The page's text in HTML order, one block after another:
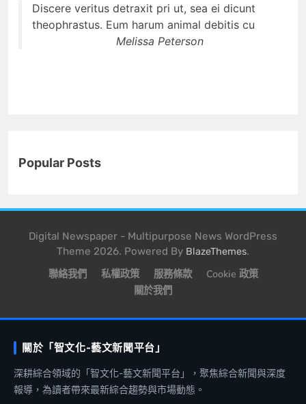
Discere veritus detraxit pri ut, sea ei dicunt
theophrastus. Eum harum animal debitis cu
Melissa Peterson
Popular Posts
Digital Newspaper - Multipurpose News WordPress
Theme 2026. Powered By BlazeThemes.
聯絡我們 私權政策 服務條款
Cookie 政策
關於我們
關於「智文化-藝文新聞平台」
深耕綜合領域的「智文化-藝文新聞平台」，聚焦綜合新聞與深度
報導，為讀者帶來最新綜合趨勢與市場動態。